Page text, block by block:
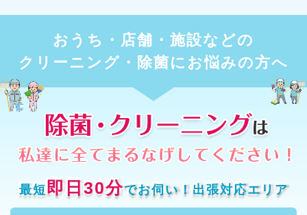
おうち・店舗・施設などの
クリーニング・除菌にお悩みの方へ
最短即日30分でお伺い！出張対応エリア